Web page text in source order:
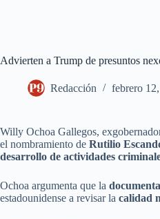
Advierten a Trump de presuntos
Redacción febrero
Willy Ochoa Gallegos,
el nombramiento de Rutilio
desarrollo de actividades
Ochoa argumenta que la
estadounidense a revisar la calidad